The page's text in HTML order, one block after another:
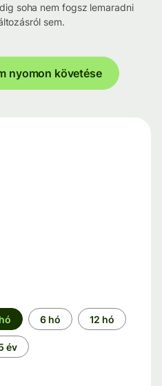
soha nem fogsz lemaradni
sem.
nyomon követése
6 hó 12 hó
év